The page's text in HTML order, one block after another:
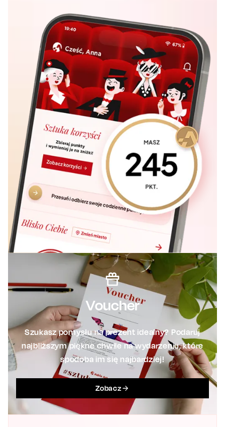
Voucher
Szukasz pomysłu na prezent idealny? Podaruj
najbliższym piękne chwile na wydarzeniu, które
spodoba im się najbardziej!
Zobacz